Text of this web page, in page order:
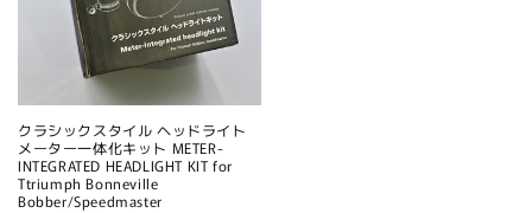
クラシックスタイル ヘッドライト
メーター一体化キット METER-
INTEGRATED HEADLIGHT KIT for
Ttriumph Bonneville
Bobber/Speedmaster